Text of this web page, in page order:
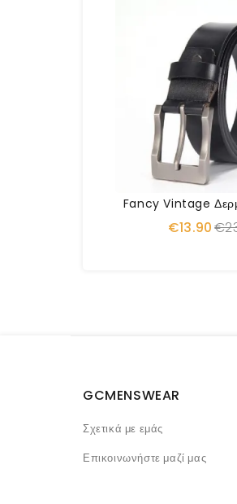
Fancy Vintage
€13.90
GCMENSWEAR
Σχετικά με εμάς
Επικοινωνήστε μαζί μας